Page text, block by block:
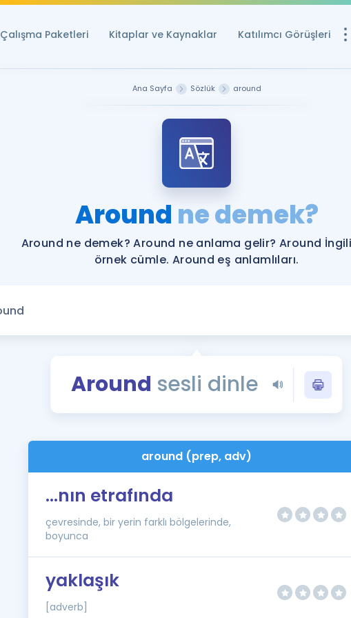
Çalışma Paketleri Kitaplar ve Kaynaklar Katılımcı Görüşleri
YDS ve YÖKDİL
Rehberlik Aracı
YDS ve YÖKDİL'e
Tüm ÖSYM
YDS - YÖKDİL
İngilizce Gramer
Ana Sayfa Sözlük around
Around ne demek?
Around ne demek? Around ne anlama gelir? Around
örnek cümle. Around eş anlamlıları.
Around sesli dinle
around (prep, adv)
...nın etrafında
çevresinde, bir yerin farklı bölgelerinde,
boyunca
yaklaşık
[adverb]